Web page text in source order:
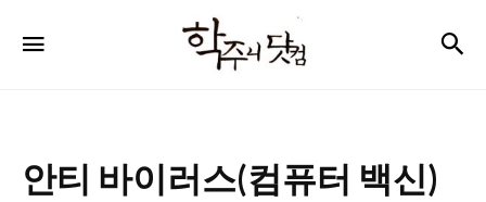
주
컴
안티 바이러스(컴퓨터 백신)